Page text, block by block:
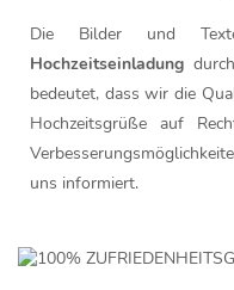
Die Bilder und
Hochzeitseinladung
bedeutet, dass wir die
Hochzeitsgrüße auf
uns informiert.